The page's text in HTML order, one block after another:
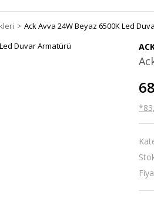
Ack Avva 24W Beyaz 6500K Led